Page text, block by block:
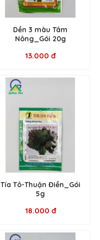
Dền 3 màu Tâm
Nông_Gói 20g
13.000 đ
Tía Tô-Thuận Điền_Gói
5g
18.000 đ